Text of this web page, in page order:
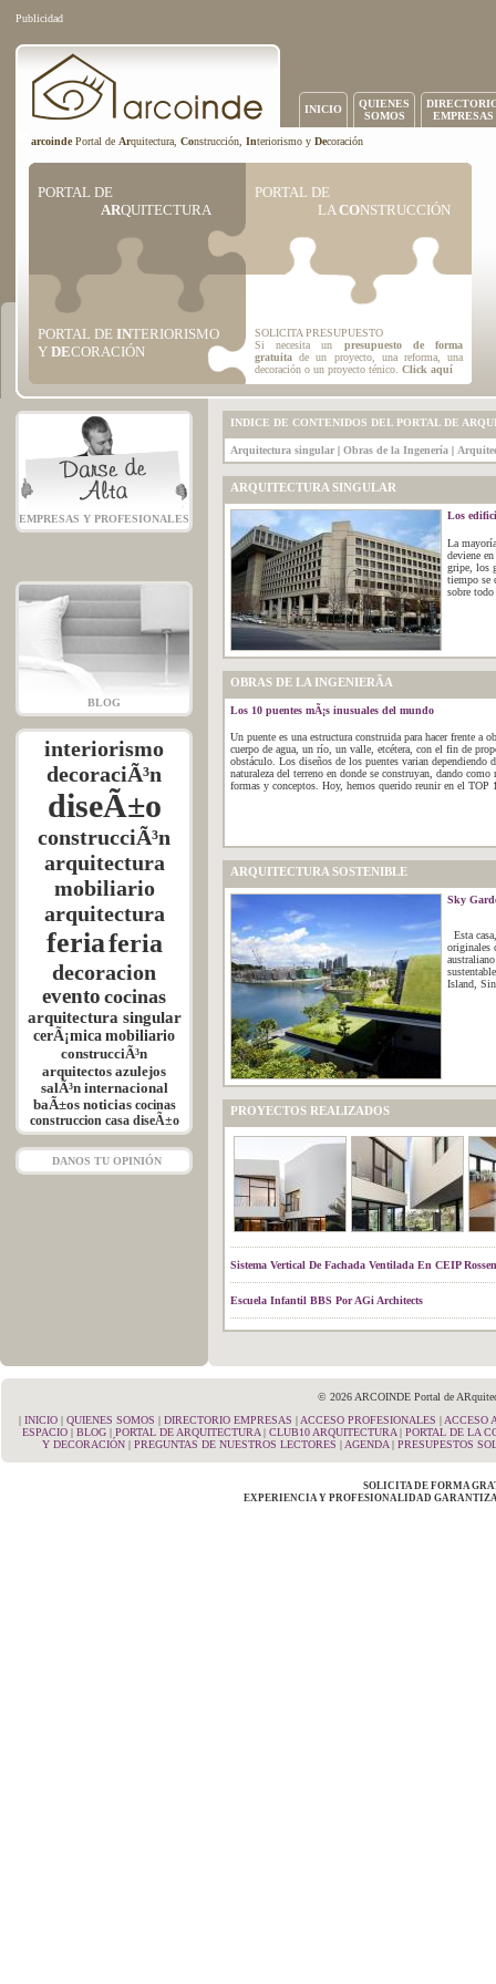
Publicidad
INICIO
QUIENES
SOMOS
EMPRESAS
arcoindePortal de Arquitectura, Construcción, Interiorismo y Decoración
PORTAL DE
ARQUITECTURA
PORTAL DE
LACONSTRUCCIÓN
PORTAL DE INTERIORISMO
Y DECORACIÓN
SOLICITA PRESUPUESTO
Si necesita un presupuesto de forma
gratuitade un proyecto, una reforma, una
decoración o un proyecto ténico. Click aquí
EMPRESAS Y PROFESIONALES
BLOG
interiorismo
decoraciÃ³n
diseÃ±o
construcciÃ³n
arquitectura
mobiliario
arquitectura
feriaferia
decoracion
evento cocinas
arquitectura singular
cerÃ¡mica mobiliario
construcciÃ³n
arquitectos azulejos
salÃ³n internacional
baÃ±os noticias cocinas
construccion casa diseÃ±o
DANOS TU OPINIÓN
INDICE DE CONTENIDOS DEL PORTAL DE
Arquitectura singular | Obras de la Ingenería |
ARQUITECTURA SINGULAR
Los
La
deviene
gripe, los
tiempo se
sobre
OBRAS DE LA INGENIERÃ­A
Los 10 puentes mÃ¡s inusuales del mundo
Un puente es una estructura construida para hacer frente a
cuerpo de agua, un río, un valle, etcétera, con el fin de
obstáculo. Los diseños de los puentes varian dependiendo
naturaleza del terreno en donde se construyan, dando como
formas y conceptos. Hoy, hemos querido reunir en el TOP
ARQUITECTURA SOSTENIBLE
Sky
Esta
originales
Island,
PROYECTOS REALIZADOS
Sistema Vertical De Fachada Ventilada En CEIP
Escuela Infantil BBS Por AGi Architects
© 2026 ARCOINDE Portal de
| INICIO | QUIENES SOMOS | DIRECTORIO EMPRESAS | ACCESO PROFESIONALES | ACCESO
ESPACIO| BLOG| PORTAL DE ARQUITECTURA| CLUB10 ARQUITECTURA| PORTAL DE LA
Y DECORACIÓN| PREGUNTAS DE NUESTROS LECTORES | AGENDA| PRESUPESTOS
SOLICITA DE FORMA
EXPERIENCIA Y PROFESIONALIDAD